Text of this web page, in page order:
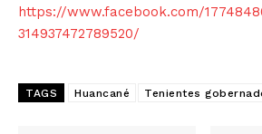
https://www.facebook.com/
314937472789520/
TAGS Huancané Tenientes